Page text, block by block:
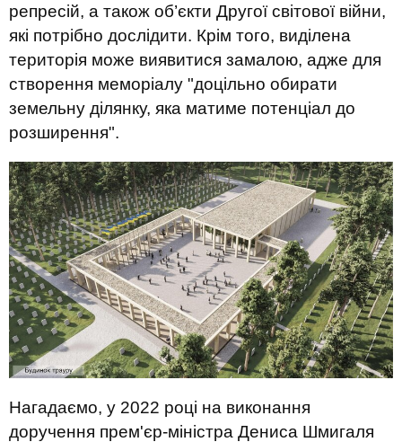
репресій, а також об’єкти Другої світової війни,
які потрібно дослідити. Крім того, виділена
територія може виявитися замалою, адже для
створення меморіалу "доцільно обирати
земельну ділянку, яка матиме потенціал до
розширення".
Нагадаємо, у 2022 році на виконання
доручення прем'єр-міністра Дениса Шмигаля